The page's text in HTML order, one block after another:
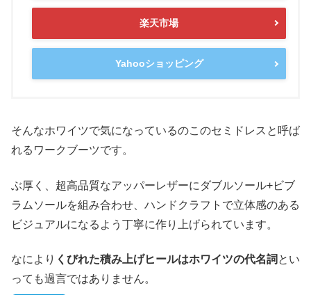
楽天市場
Yahooショッピング
そんなホワイツで気になっているのこのセミドレスと呼ば
れるワークブーツです。
ぶ厚く、超高品質なアッパーレザーにダブルソール+ビブ
ラムソールを組み合わせ、ハンドクラフトで立体感のある
ビジュアルになるよう丁寧に作り上げられています。
なにより くびれた積み上げヒールはホワイツの代名詞 とい
っても過言ではありません。